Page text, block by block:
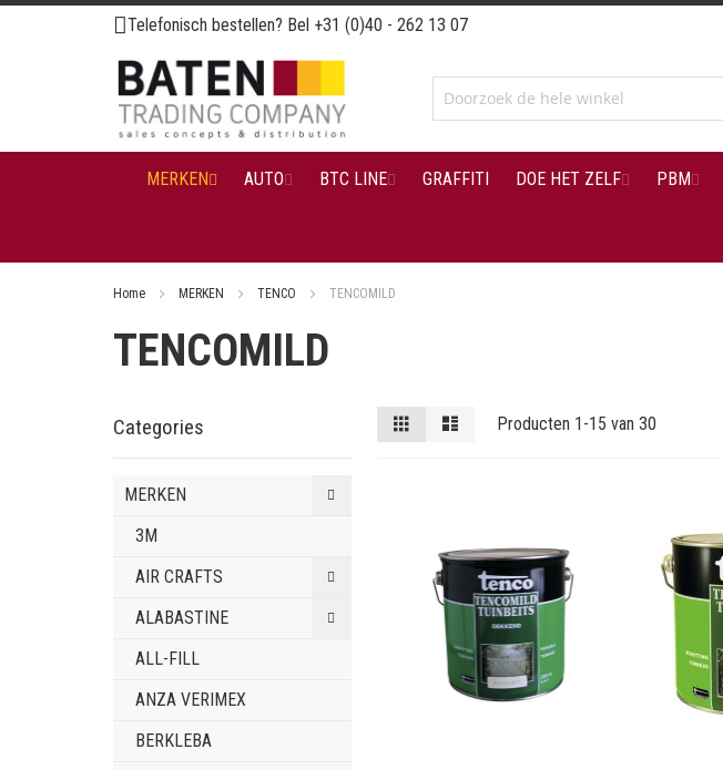
Ga
naar
de
inhoud
Telefonisch bestellen? Bel +31 (0)40 - 262 13 07
MERKEN AUTO BTC LINE GRAFFITI DOE HET ZELF PBM
Home MERKEN TENCO TENCOMILD
TENCOMILD
Tonen
als
Foto-
tabel
Producten 1 -15 van 30
Categories
MERKEN
3M
AIR CRAFTS
ALABASTINE
ALL-FILL
ANZA VERIMEX
BERKLEBA